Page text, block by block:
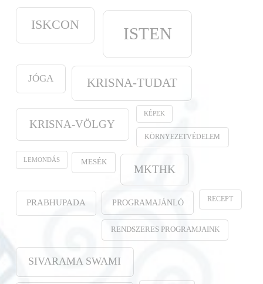
ISKCON ISTEN
JÓGA KRISNA-TUDAT
KRISNA-VÖLGY
KÉPEK
KÖRNYEZETVÉDELEM
LEMONDÁS MESÉK
MKTHK
PRABHUPADA PROGRAMAJÁNLÓ RECEPT
RENDSZERES PROGRAMJAINK
SIVARAMA SWAMI